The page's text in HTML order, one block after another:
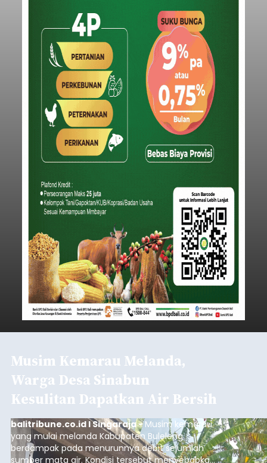
Musim Kemarau Melanda,
Warga Desa Sinabun
Kesulitan Dapatkan Air Bersih
balitribune.co.id I Singaraja -Musim kemarau
yang mulai melanda Kabupaten Buleleng
berdampak pada menurunnya debit sejumlah
sumber mata air. Kondisi tersebut menyebabkan